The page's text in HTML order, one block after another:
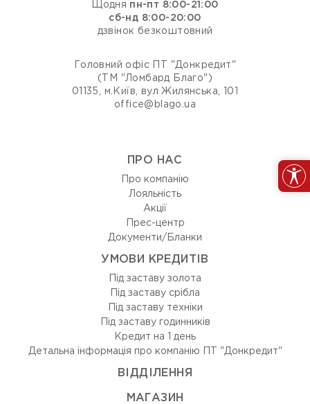
Щодня пн-пт 8:00-21:00
сб-нд 8:00-20:00
дзвінок безкоштовний
Головний офіс ПТ "Донкредит"
(ТМ "Ломбард Благо")
01135, м.Київ, вул Жилянська, 101
office@blago.ua
ПРО НАС
Про компанію
Лояльність
Акції
Прес-центр
Документи/Бланки
УМОВИ КРЕДИТІВ
Під заставу золота
Під заставу срібла
Під заставу техніки
Під заставу годинників
Кредит на 1 день
Детальна інформація про компанію ПТ "Донкредит"
ВIДДIЛЕННЯ
МАГАЗИН